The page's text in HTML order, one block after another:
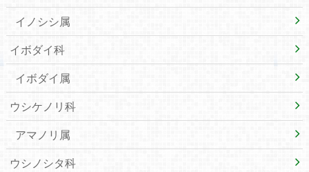
イノシシ属
イボダイ科
イボダイ属
ウシケノリ科
アマノリ属
ウシノシタ科